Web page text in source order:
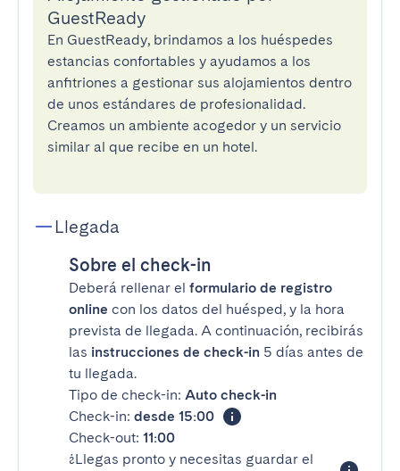
GuestReady
En GuestReady, brindamos a los huéspedes
estancias confortables y ayudamos a los
anfitriones a gestionar sus alojamientos dentro
de unos estándares de profesionalidad.
Creamos un ambiente acogedor y un servicio
similar al que recibe en un hotel.
Llegada
Sobre el check-in
Deberá rellenar el formulario de registro
online con los datos del huésped, y la hora
prevista de llegada. A continuación, recibirás
las instrucciones de check-in 5 días antes de
tu llegada.
Tipo de check-in: Auto check-in
Check-in: desde 15:00
Check-out: 11:00
¿Llegas pronto y necesitas guardar el